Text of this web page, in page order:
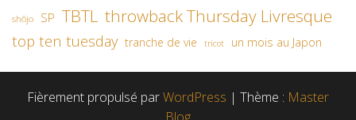
shôjo SP TBTL throwback Thursday Livresque
top ten tuesday tranche de vie tricot un mois au Japon
Fièrement propulsé parWordPress | Thème : Master
Blog